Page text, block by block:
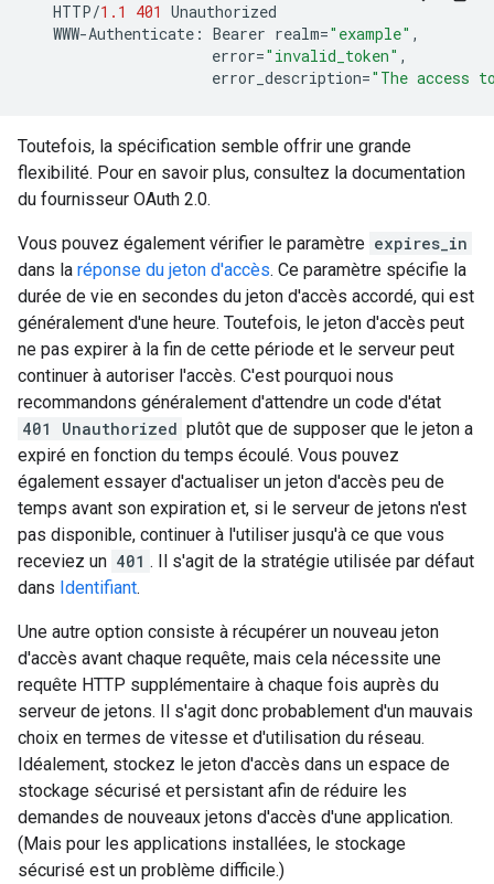
HTTP/1.1 401 Unauthorized
WWW-Authenticate : Bearer realm="example" ,
error="invalid_token" ,
error_description="The access
Toutefois, la spécification semble offrir une grande
flexibilité. Pour en savoir plus, consultez la documentation
du fournisseur OAuth 2.0.
Vous pouvez également vérifier le paramètre expires_in
dans la réponse du jeton d'accès. Ce paramètre spécifie la
durée de vie en secondes du jeton d'accès accordé, qui est
généralement d'une heure. Toutefois, le jeton d'accès peut
ne pas expirer à la fin de cette période et le serveur peut
continuer à autoriser l'accès. C'est pourquoi nous
recommandons généralement d'attendre un code d'état
401 Unauthorized plutôt que de supposer que le jeton a
expiré en fonction du temps écoulé. Vous pouvez
également essayer d'actualiser un jeton d'accès peu de
temps avant son expiration et, si le serveur de jetons n'est
pas disponible, continuer à l'utiliser jusqu'à ce que vous
receviez un 401 . Il s'agit de la stratégie utilisée par défaut
dans Identifiant.
Une autre option consiste à récupérer un nouveau jeton
d'accès avant chaque requête, mais cela nécessite une
requête HTTP supplémentaire à chaque fois auprès du
serveur de jetons. Il s'agit donc probablement d'un mauvais
choix en termes de vitesse et d'utilisation du réseau.
Idéalement, stockez le jeton d'accès dans un espace de
stockage sécurisé et persistant afin de réduire les
demandes de nouveaux jetons d'accès d'une application.
(Mais pour les applications installées, le stockage
sécurisé est un problème difficile.)